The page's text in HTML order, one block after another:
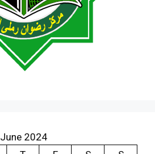
June 2024